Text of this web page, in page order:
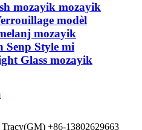
mozayik mozayik
modèl
mozayik
Senp Style mi
Glass mozayik
+86-13802629663